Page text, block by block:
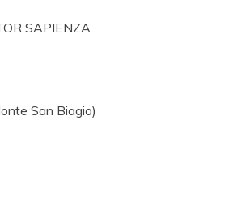
SAPIENZA
San Biagio)